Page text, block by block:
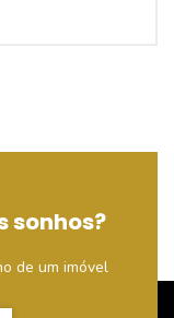
sonhos?
de um imóvel